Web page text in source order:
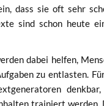
dass sie oft sehr
sind schon heu­te
dabei hel­fen,
zu ent­las­ten.
trai­niert wer­den.